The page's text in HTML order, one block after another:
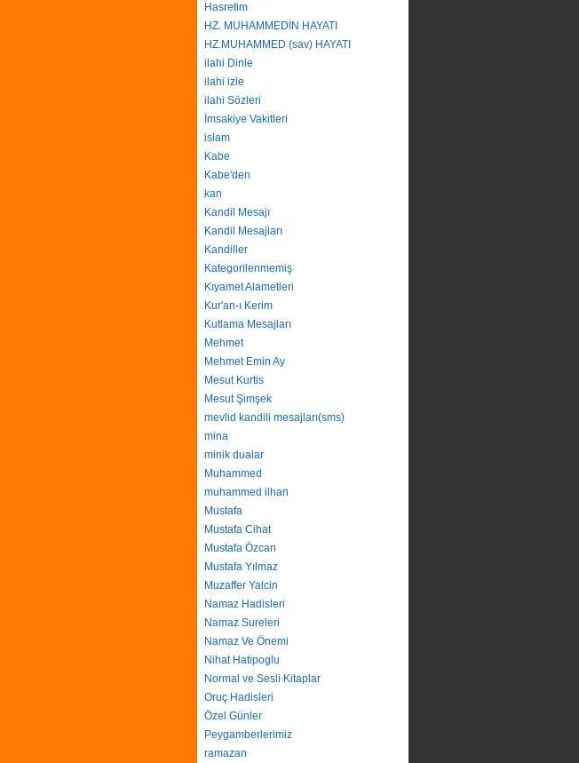
Hasretim
HZ. MUHAMMEDİN HAYATI
HZ.MUHAMMED (sav) HAYATI
ilahi Dinle
ilahi izle
ilahi Sözleri
İmsakiye Vakitleri
islam
Kabe
Kabe'den
kan
Kandil Mesajı
Kandil Mesajları
Kandiller
Kategorilenmemiş
Kıyamet Alametleri
Kur'an-ı Kerim
Kutlama Mesajları
Mehmet
Mehmet Emin Ay
Mesut Kurtis
Mesut Şimşek
mevlid kandili mesajları(sms)
mina
minik dualar
Muhammed
muhammed ilhan
Mustafa
Mustafa Cihat
Mustafa Özcan
Mustafa Yılmaz
Muzaffer Yalcin
Namaz Hadisleri
Namaz Sureleri
Namaz Ve Önemi
Nihat Hatipoglu
Normal ve Sesli Kitaplar
Oruç Hadisleri
Özel Günler
Peygamberlerimiz
ramazan